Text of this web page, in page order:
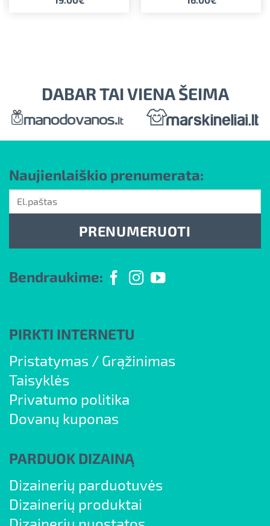
DABAR TAI VIENA ŠEIMA
Naujienlaiškio prenumerata:
PRENUMERUOTI
Bendraukime:
PIRKTI INTERNETU
Pristatymas / Grąžinimas
Taisyklės
Privatumo politika
Dovanų kuponas
PARDUOK DIZAINĄ
Dizainerių parduotuvės
Dizainerių produktai